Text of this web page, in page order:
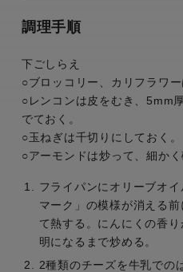
調理手順
下ごしらえ
○ブロッコリー、カリフラワー
○レンコンは皮をむき、5mm
でておく。
○玉ねぎは千切りにしておく。
○アーモンドは炒って、細かく
フライパンにオリーブオ
マーク」の模様が消える
て熱する。にんにくの香
明になるまで炒める。
2種類のチーズを牛乳での